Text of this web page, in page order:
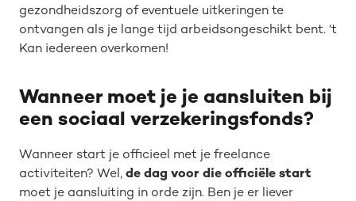
gezondheidszorg of eventuele uitkeringen te
ontvangen als je lange tijd arbeidsongeschikt bent. ‘t
Kan iedereen overkomen!
Wanneer moet je je aansluiten bij
een sociaal verzekeringsfonds?
Wanneer start je officieel met je freelance
activiteiten? Wel, de dag voor die officiële start
moet je aansluiting in orde zijn. Ben je er liever